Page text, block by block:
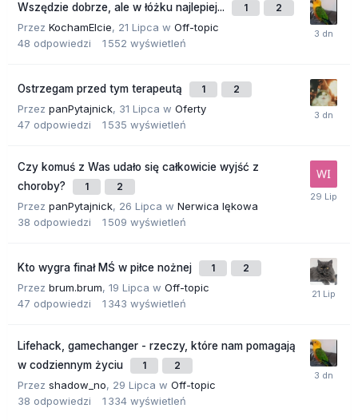
Wszędzie dobrze, ale w łóżku najlepiej... 1 2
Przez KochamElcie, 21 Lipca w Off-topic
48 odpowiedzi 1 552 wyświetleń
Ostrzegam przed tym terapeutą 1 2
Przez panPytajnick, 31 Lipca w Oferty
47 odpowiedzi 1 535 wyświetleń
Czy komuś z Was udało się całkowicie wyjść z
choroby?
1 2
Przez panPytajnick, 26 Lipca w Nerwica lękowa
38 odpowiedzi 1 509 wyświetleń
Kto wygra finał MŚ w piłce nożnej 1 2
Przez brum.brum, 19 Lipca w Off-topic
47 odpowiedzi 1 343 wyświetleń
Lifehack, gamechanger - rzeczy, które nam pomagają
w codziennym życiu
1 2
Przez shadow_no, 29 Lipca w Off-topic
38 odpowiedzi 1 334 wyświetleń